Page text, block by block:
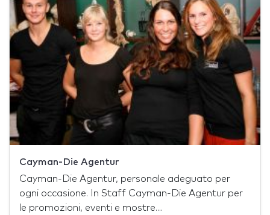
Cayman-Die Agentur
Cayman-Die Agentur, personale adeguato per
ogni occasione. In Staff Cayman-Die Agentur per
le promozioni, eventi e mostre....